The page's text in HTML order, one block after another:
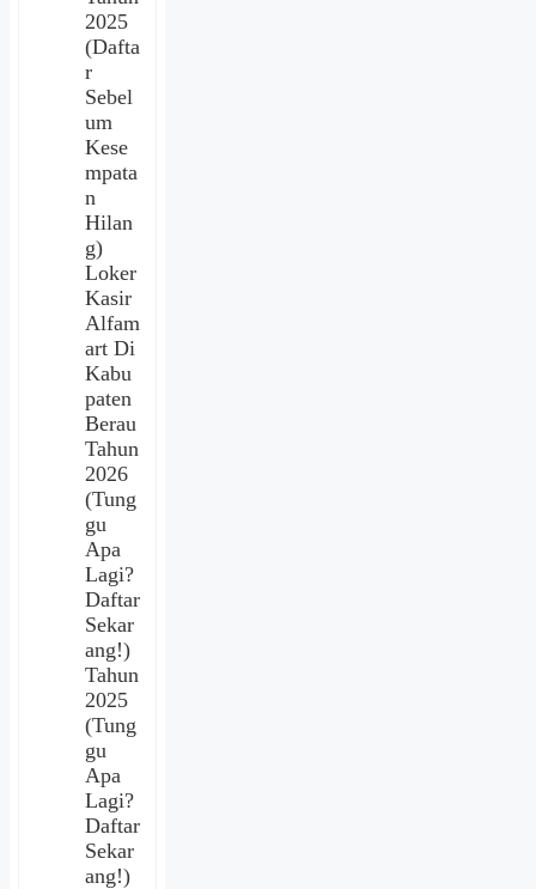
2025
(Dafta
r
Sebel
um
Kese
mpata
n
Hilan
g)
Loker
Kasir
Alfam
art Di
Kabu
paten
Berau
Tahun
2026
(Tung
gu
Apa
Lagi?
Daftar
Sekar
ang!)
Tahun
2025
(Tung
gu
Apa
Lagi?
Daftar
Sekar
ang!)